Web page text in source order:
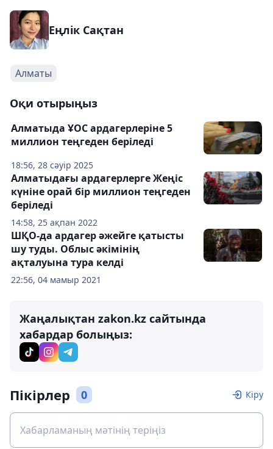
Еңлік Сақтан
Алматы
Оқи отырыңыз
18:56, 28 сәуір 2025
Алматыда ҰОС ардагерлеріне 5
миллион теңгеден беріледі
14:58, 25 ақпан 2022
Алматыдағы ардагерлерге Жеңіс
күніне орай бір миллион теңгеден
беріледі
22:56, 04 мамыр 2021
ШҚО-да ардагер әжейге қатысты
шу туды. Облыс әкімінің
ақталуына тура келді
Жаңалықтан zakon.kz сайтында
хабардар болыңыз:
Пікірлер 0 Кіру